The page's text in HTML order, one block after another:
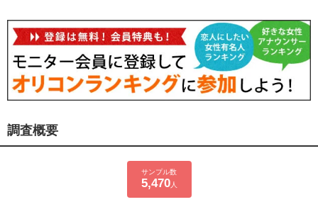
調査概要
サンプル数
5,470人